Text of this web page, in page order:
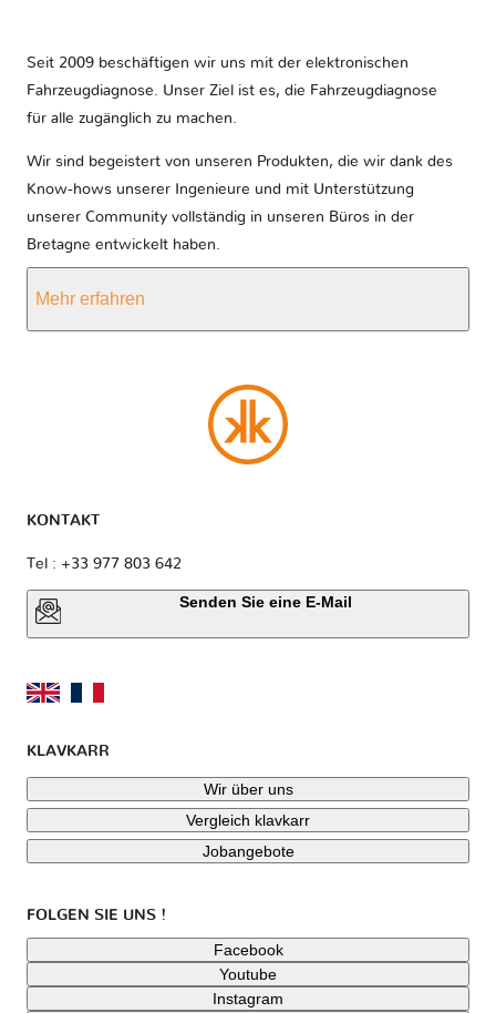
Seit 2009 beschäftigen wir uns mit der elektronischen
Fahrzeugdiagnose. Unser Ziel ist es, die Fahrzeugdiagnose
für alle zugänglich zu machen.
Wir sind begeistert von unseren Produkten, die wir dank des
Know-hows unserer Ingenieure und mit Unterstützung
unserer Community vollständig in unseren Büros in der
Bretagne entwickelt haben.
Mehr erfahren
KONTAKT
Tel : +33 977 803 642
Senden Sie eine E-Mail
KLAVKARR
Wir über uns
Vergleich klavkarr
Jobangebote
FOLGEN SIE UNS !
Facebook
Youtube
Instagram